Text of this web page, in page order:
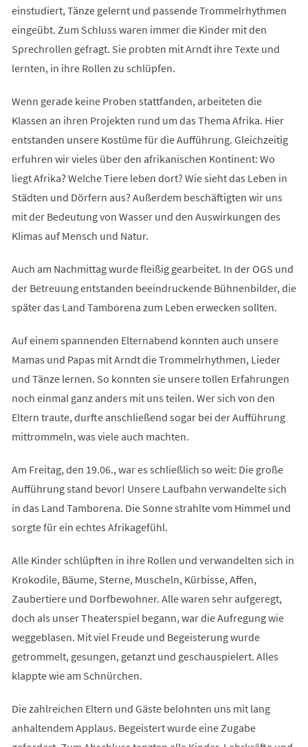
einstudiert, Tänze gelernt und passende Trommelrhythmen
eingeübt. Zum Schluss waren immer die Kinder mit den
Sprechrollen gefragt. Sie probten mit Arndt ihre Texte und
lernten, in ihre Rollen zu schlüpfen.
Wenn gerade keine Proben stattfanden, arbeiteten die
Klassen an ihren Projekten rund um das Thema Afrika. Hier
entstanden unsere Kostüme für die Aufführung. Gleichzeitig
erfuhren wir vieles über den afrikanischen Kontinent: Wo
liegt Afrika? Welche Tiere leben dort? Wie sieht das Leben in
Städten und Dörfern aus? Außerdem beschäftigten wir uns
mit der Bedeutung von Wasser und den Auswirkungen des
Klimas auf Mensch und Natur.
Auch am Nachmittag wurde fleißig gearbeitet. In der OGS und
der Betreuung entstanden beeindruckende Bühnenbilder, die
später das Land Tamborena zum Leben erwecken sollten.
Auf einem spannenden Elternabend konnten auch unsere
Mamas und Papas mit Arndt die Trommelrhythmen, Lieder
und Tänze lernen. So konnten sie unsere tollen Erfahrungen
noch einmal ganz anders mit uns teilen. Wer sich von den
Eltern traute, durfte anschließend sogar bei der Aufführung
mittrommeln, was viele auch machten.
Am Freitag, den 19.06., war es schließlich so weit: Die große
Aufführung stand bevor! Unsere Laufbahn verwandelte sich
in das Land Tamborena. Die Sonne strahlte vom Himmel und
sorgte für ein echtes Afrikagefühl.
Alle Kinder schlüpften in ihre Rollen und verwandelten sich in
Krokodile, Bäume, Sterne, Muscheln, Kürbisse, Affen,
Zaubertiere und Dorfbewohner. Alle waren sehr aufgeregt,
doch als unser Theaterspiel begann, war die Aufregung wie
weggeblasen. Mit viel Freude und Begeisterung wurde
getrommelt, gesungen, getanzt und geschauspielert. Alles
klappte wie am Schnürchen.
Die zahlreichen Eltern und Gäste belohnten uns mit lang
anhaltendem Applaus. Begeistert wurde eine Zugabe